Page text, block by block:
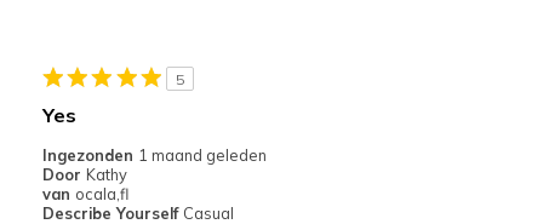
Width
Feels too narrow
Sizing
5
Yes
Ingezonden 1 maand geleden
Door Kathy
van ocala,fl
Describe Yourself Casual